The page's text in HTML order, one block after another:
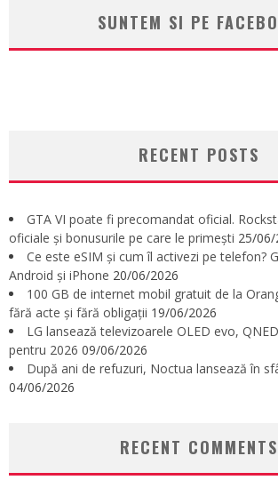
SUNTEM SI PE
RECENT POSTS
GTA VI poate fi precomandat oficial.
oficiale și bonusurile pe care le primești 25/06/
Ce este eSIM și cum îl activezi pe telefon?
Android și iPhone 20/06/2026
100 GB de internet mobil gratuit de la
fără acte și fără obligații 19/06/2026
LG lansează televizoarele OLED evo,
pentru 2026 09/06/2026
După ani de refuzuri, Noctua lansează în
04/06/2026
RECENT COMMENTS